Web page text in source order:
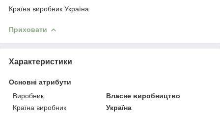
Країна виробник Україна
Приховати
Характеристики
Основні атрибути
Виробник
Власне виробництво
Країна виробник
Україна